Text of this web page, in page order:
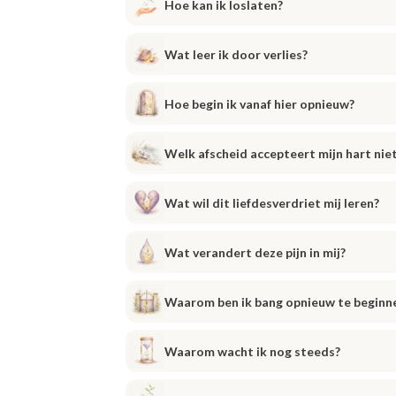
Hoe kan ik loslaten?
Wat leer ik door verlies?
Hoe begin ik vanaf hier opnieuw?
Welk afscheid accepteert mijn hart
Wat wil dit liefdesverdriet mij leren?
Wat verandert deze pijn in mij?
Waarom ben ik bang opnieuw te
Waarom wacht ik nog steeds?